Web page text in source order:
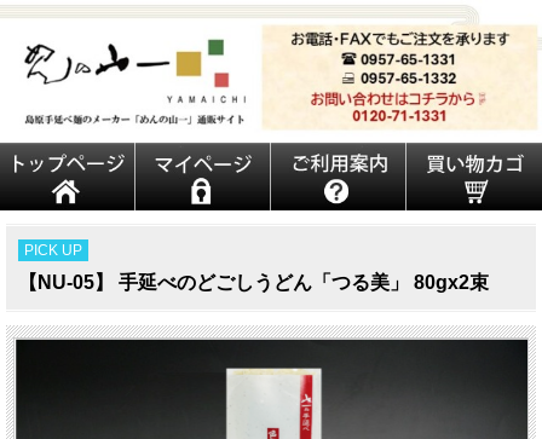
PICK UP
【NU-05】 手延べのどごしうどん「つる美」 80gx2束